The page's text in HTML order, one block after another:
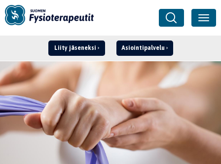
Liity jäseneksi Asiointipalvelu
Kirjaudu ›